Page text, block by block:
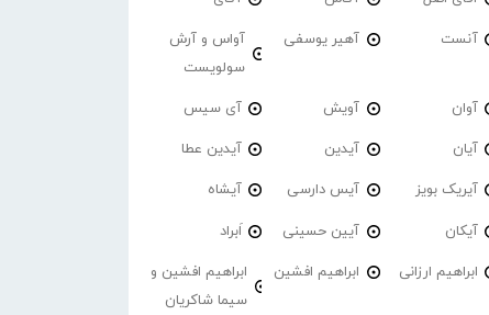
آنست آهیر یوسفی
آواس و آرش
سولویست
آوان آویش آی سیس
آیان آیدین آیدین عطا
آیریک بویز آیس دارسی آیشاه
آیکان آیین حسینی اَبراد
ابراهیم ارزانی ابراهیم افشین
ابراهیم افشین و
سیما شاکریان